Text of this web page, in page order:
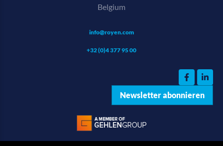
Belgium
info@royen.com
+32 (0)4 377 95 00
Newsletter abonnieren